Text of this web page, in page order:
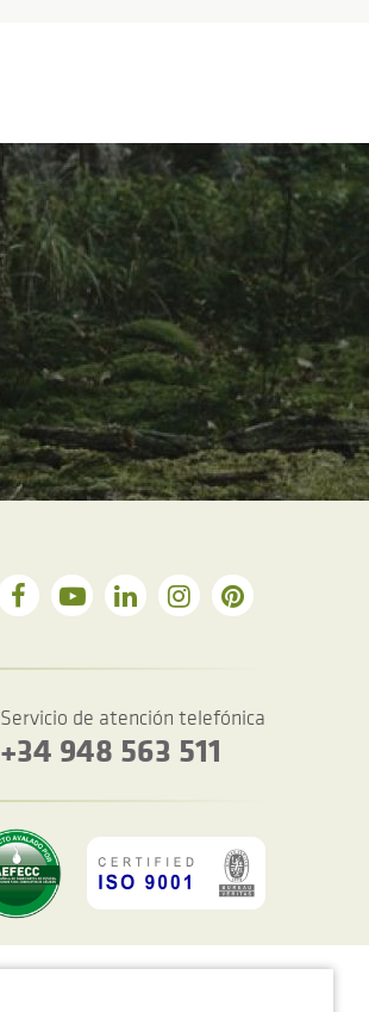
Servicio de atención telefónica
+34 948 563 511